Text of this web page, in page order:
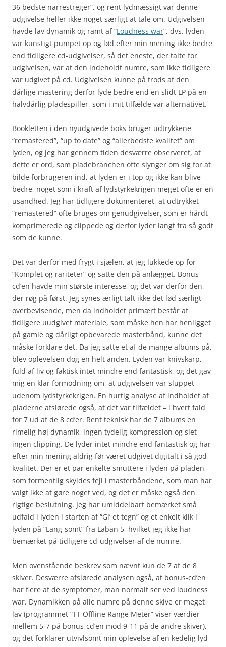
36 bedste narrestreger”, og rent lydmæssigt var denne
udgivelse heller ikke noget særligt at tale om. Udgivelsen
havde lav dynamik og ramt af “Loudness war“, dvs. lyden
var kunstigt pumpet op og lød efter min mening ikke bedre
end tidligere cd-udgivelser, så det eneste, der talte for
udgivelsen, var at den indeholdt numre, som ikke tidligere
var udgivet på cd. Udgivelsen kunne på trods af den
dårlige mastering derfor lyde bedre end en slidt LP på en
halvdårlig pladespiller, som i mit tilfælde var alternativet.
Bookletten i den nyudgivede boks bruger udtrykkene
“remastered”, “up to date” og “allerbedste kvalitet” om
lyden, og jeg har gennem tiden desværre observeret, at
dette er ord, som pladebranchen ofte slynger om sig for at
bilde forbrugeren ind, at lyden er i top og ikke kan blive
bedre, noget som i kraft af lydstyrkekrigen meget ofte er en
usandhed. Jeg har tidligere dokumenteret, at udtrykket
“remastered” ofte bruges om genudgivelser, som er hårdt
komprimerede og clippede og derfor lyder langt fra så godt
som de kunne.
Det var derfor med frygt i sjælen, at jeg lukkede op for
“Komplet og rariteter” og satte den på anlægget. Bonus-
cd’en havde min største interesse, og det var derfor den,
der røg på først. Jeg synes ærligt talt ikke det lød særligt
overbevisende, men da indholdet primært består af
tidligere uudgivet materiale, som måske hen har henligget
på gamle og dårligt opbevarede masterbånd, kunne det
måske forklare det. Da jeg satte et af de mange albums på,
blev oplevelsen dog en helt anden. Lyden var knivskarp,
fuld af liv og faktisk intet mindre end fantastisk, og det gav
mig en klar formodning om, at udgivelsen var sluppet
udenom lydstyrkekrigen. En hurtig analyse af indholdet af
pladerne afslørede også, at det var tilfældet – i hvert fald
for 7 ud af de 8 cd’er. Rent teknisk har de 7 albums en
rimelig høj dynamik, ingen tydelig kompression og slet
ingen clipping. De lyder intet mindre end fantastisk og har
efter min mening aldrig før været udgivet digitalt i så god
kvalitet. Der er et par enkelte smuttere i lyden på pladen,
som formentlig skyldes fejl i masterbåndene, som man har
valgt ikke at gøre noget ved, og det er måske også den
rigtige beslutning. Jeg har umiddelbart bemærket små
udfald i lyden i starten af “Gi’ et tegn” og et enkelt klik i
lyden på “Lang-somt” fra Laban 5, hvilket jeg ikke har
bemærket på tidligere cd-udgivelser af de numre.
Men ovenstående beskrev som nævnt kun de 7 af de 8
skiver. Desværre afslørede analysen også, at bonus-cd’en
har flere af de symptomer, man normalt ser ved loudness
war. Dynamikken på alle numre på denne skive er meget
lav (programmet “TT Offline Range Meter” viser værdier
mellem 5-7 på bonus-cd’en mod 9-11 på de andre skiver),
og det forklarer utvivlsomt min oplevelse af en kedelig lyd